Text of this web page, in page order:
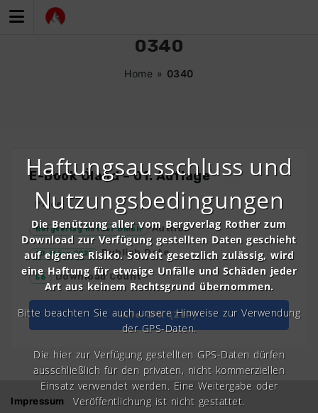
Inhalt
0340
Home » 0340
E-Book Öland – 01. Auflage
Price
Bergverlag Rother GmbH Author
10. März 2021 Publish Date
56 Download Count
Alle GPX (ZIP)
Impressum
Haftungsausschluss und
Nutzungsbedingungen
Die Benützung aller vom Bergverlag Rother zum
Download zur Verfügung gestellten Daten geschieht
auf eigenes Risiko. Soweit gesetzlich zulässig, wird
eine Haftung für etwaige Unfälle und Schäden jeder
Art aus keinem Rechtsgrund übernommen.
Bitte beachten Sie auch unsere Hinweise zur Verwendung
der GPS-Daten.
Die hier zur Verfügung gestellten GPS-Daten dürfen
ausschließlich für den privaten, nicht kommerziellen
Einsatz verwendet werden. Eine Weitergabe oder
Veröffentlichung ist nicht gestattet.